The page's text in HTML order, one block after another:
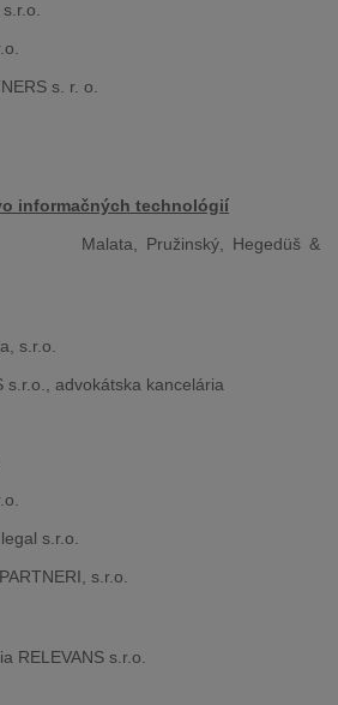
s. r. o.
informačných technológií
Malata, Pružinský, Hegedüš &
s.r.o.
s.r.o., advokátska kancelária
s.r.o.
s.r.o.
RELEVANS s.r.o.